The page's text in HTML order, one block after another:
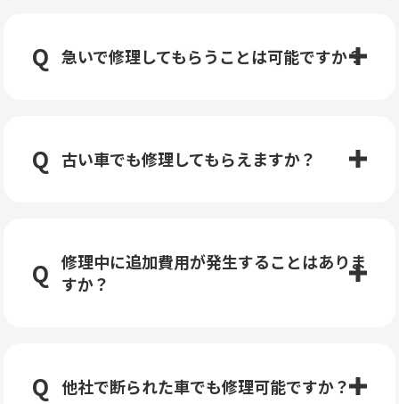
急いで修理してもらうことは可能ですか？
古い車でも修理してもらえますか？
修理中に追加費用が発生することはありま
すか？
他社で断られた車でも修理可能ですか？